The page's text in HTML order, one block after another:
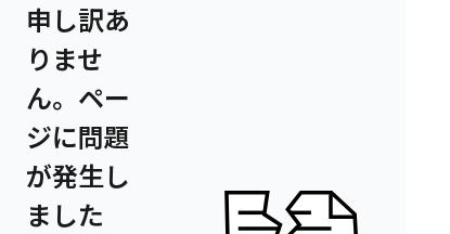
申し訳あ
りませ
ん。ペー
ジに問題
が発生し
ました